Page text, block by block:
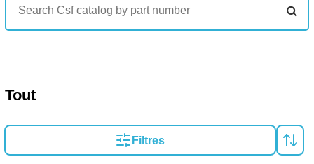
Tout
Filtres